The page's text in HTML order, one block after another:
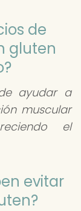
de
gluten
ayudar a
muscular
el
evitar